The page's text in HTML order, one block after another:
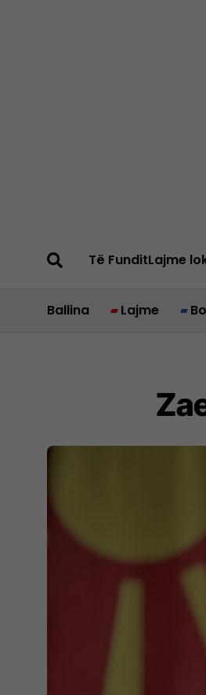
Të FunditLajme
Ballina Lajme